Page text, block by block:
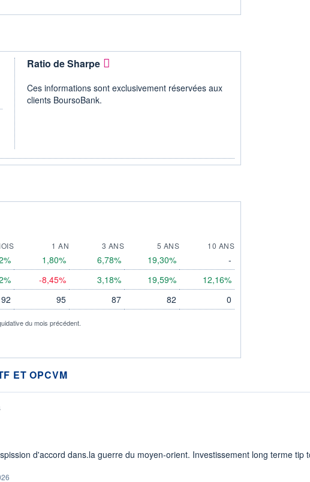
Ratio de Sharpe
Ces informations sont exclusivement réservées aux
clients BoursoBank.
1 AN 3 ANS 5 ANS
10 ANS
1,80% 6,78% 19,30% -
-8,45% 3,18% 19,59% 12,16%
92 95 87 82 0
du mois précédent.
ET OPCVM
d'accord dans.la guerre du moyen-orient. Investissement long terme tip